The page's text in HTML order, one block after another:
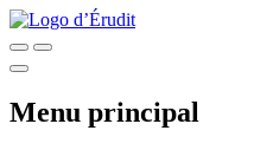
Menu principal